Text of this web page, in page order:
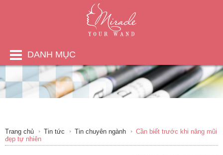
DANH MỤC
Trang chủ Tin tức Tin chuyên ngành
Cần biết trước khi nâng mũi
đẹp tự nhiên